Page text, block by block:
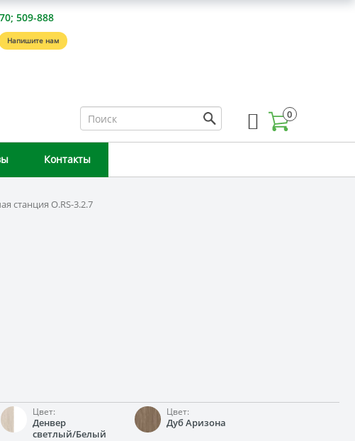
509-888
Напишите нам
0
Контакты
станция O.RS-3.2.7
Цвет:
Денвер
светлый/Белый
Цвет:
Дуб Аризона